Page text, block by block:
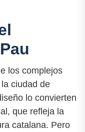
los complejos
ciudad de
lo convierten
que refleja la
catalana. Pero